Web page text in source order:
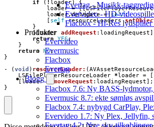
Evertag - Musikk-
Evervideo - HD-
Flacbox - Hi-Res
Produkter
Evervideo
Evermusic
Flacbox
Evertag
Blogg
Flacbox 7.6: Ny BASS-
Evermusic 8.7: ekte sømløs
Flacbox 7.4: nybygd CarPlay,
Evervideo 1.7: Ny Plex, Jellyfin,
Evertag 4.2: Nye sky-
if
( ! loader)
{
loader = [[
loader.delegate = self;
self.resourceLoaders
}
[loader addRequest : loadingRequest
return
YES;
}
return
NO;
}
-
( void ) resourceLoader: (
LSFilePlayerResourceLoader * loader =
[
loader removeRequest : loadingRequest ];
}